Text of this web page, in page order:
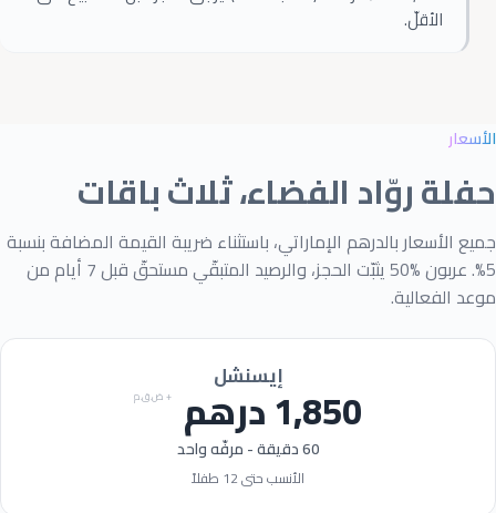
الأقلّ.
الأسعار
حفلة روّاد الفضاء، ثلاث باقات
جميع الأسعار بالدرهم الإماراتي، باستثناء ضريبة القيمة المضافة بنسبة
5%. عربون
50% يثبّت الحجز، والرصيد المتبقّي مستحقّ قبل7 أيام من
موعد الفعالية.
إيسنشل
1,850درهم + ض.ق.م
60دقيقة - مرفّه واحد
الأنسب حتى12 طفلاً
Advertising & Social Media Cookies
(Meta Pixel and Google Ads)